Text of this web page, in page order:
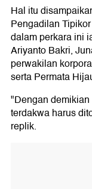
Hal itu
Pengadilan
dalam perkara ini
Ariyanto Bakri,
perwakilan
serta Permata
"Dengan
terdakwa harus
replik.